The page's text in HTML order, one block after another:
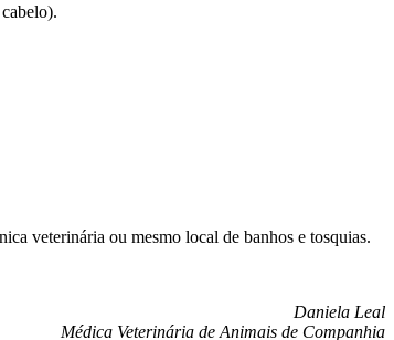
veterinária ou mesmo local de banhos e tosquias.
Daniela Leal
Médica Veterinária de Animais de Companhia